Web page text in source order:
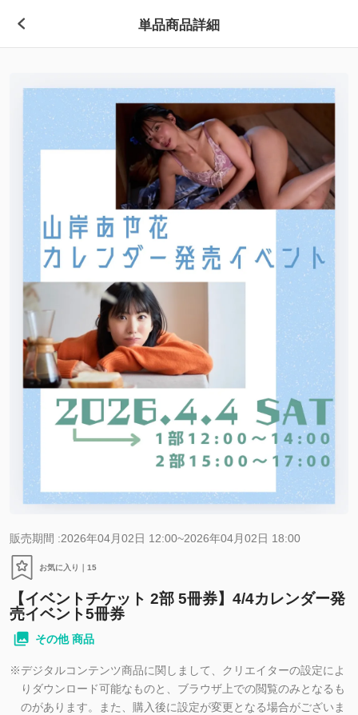
単品商品詳細
販売期間 :2026年04月02日 12:00~2026年04月02日 18:00
お気に入り｜ 15
【イベントチケット 2部 5冊券】4/4カレンダー発
売イベント5冊券
その他 商品
※デジタルコンテンツ商品に関しまして、クリエイターの設定によ
りダウンロード可能なものと、ブラウザ上での閲覧のみとなるも
のがあります。また、購入後に設定が変更となる場合がございま